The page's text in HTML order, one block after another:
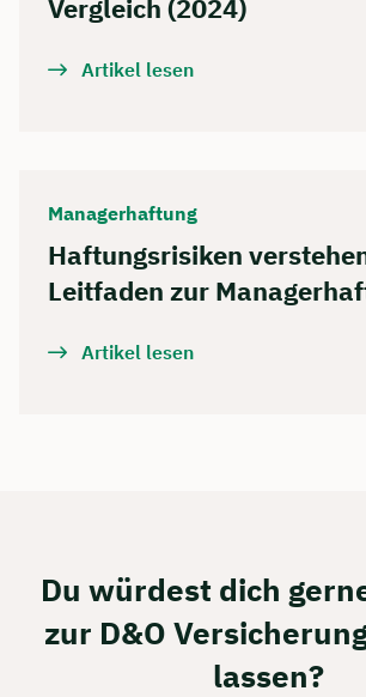
Vergleich (2024)
Artikel lesen
Managerhaftung
Haftungsrisiken
Leitfaden zur
Artikel lesen
Du würdest dich
zur D&O
lassen?